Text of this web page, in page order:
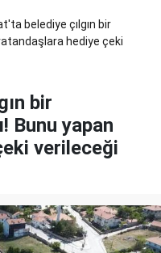
belediye çılgın bir
hediye çeki
bir
Bunu yapan
verileceği